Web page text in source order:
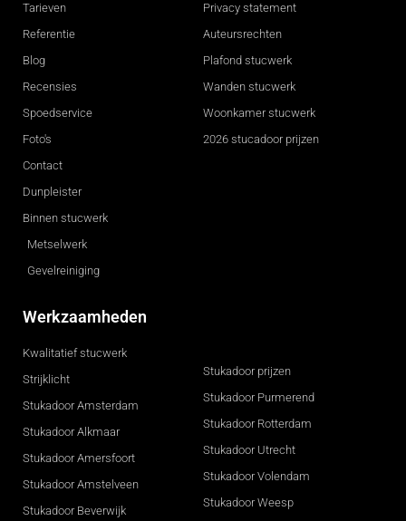
Tarieven
Referentie
Blog
Recensies
Spoedservice
Foto's
Contact
Dunpleister
Binnen stucwerk
Metselwerk
Gevelreiniging
Privacy statement
Auteursrechten
Plafond stucwerk
Wanden stucwerk
Woonkamer stucwerk
2026 stucadoor prijzen
Werkzaamheden
Kwalitatief stucwerk
Strijklicht
Stukadoor Amsterdam
Stukadoor Alkmaar
Stukadoor Amersfoort
Stukadoor Amstelveen
Stukadoor Beverwijk
Stukadoor prijzen
Stukadoor Purmerend
Stukadoor Rotterdam
Stukadoor Utrecht
Stukadoor Volendam
Stukadoor Weesp